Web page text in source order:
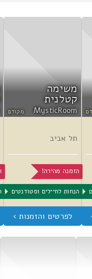
משימה
קטלנית
MysticRoom מקודם
תל אביב
הזמנה מהירה!
הנחות לחיילים וסטודנטים